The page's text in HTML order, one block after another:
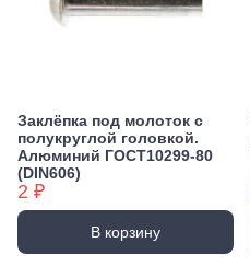
Заклёпка под молоток с
полукруглой головкой.
Алюминий ГОСТ10299-80
(DIN606)
2 ₽
В корзину